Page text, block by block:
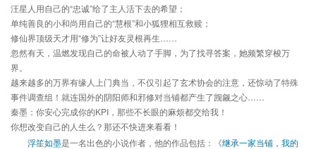
汪星人用自己的“忠诚”给了主人活下去的希望；
单纯善良的小和尚用自己的“慧根”和小狐狸相互救赎；
修仙界顶级天才用“修为”让好友灵根再生……
忽然有天，温燃发现自己的命被人动了手脚，为了找寻答案，她频繁穿梭万
界。
越来越多的万界有缘人上门典当，不仅引起了玄术协会的注意，还惊动了特殊
事件调查组！就连国外的阴阳师和邪修对当铺都产生了觊觎之心……
秦墨：你安心完成你的KPI，那些不长眼的麻烦都交给我！
你想改变自己的人生么？那还不快进来看看！
浮笙如墨是一名出色的小说作者，他的作品包括：《继承一家当铺，我的